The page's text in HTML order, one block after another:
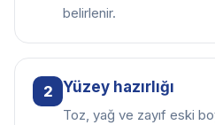
belirlenir.
2 Yüzey hazırlığı
Toz, yağ ve zayıf eski